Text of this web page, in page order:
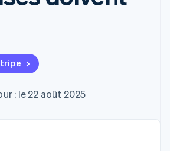
Recognition
personnalisés
Data Pipeline
des données
secteur
des
adossées à
stablecoins
avec des
Press
: le 22 août 2025